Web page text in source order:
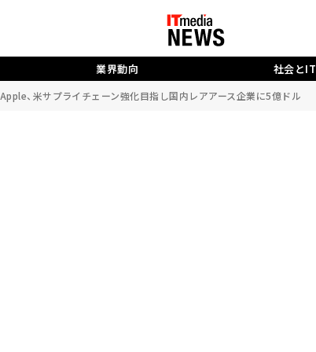
業界動向 社会とIT
Apple、米サプライチェーン強化目指し国内レアアース企業に5億ドル